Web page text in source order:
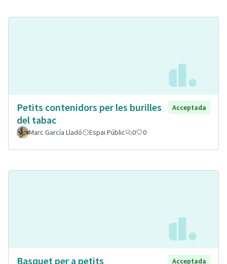
Petits contenidors per les burilles
del tabac
Acceptada
Marc García Lladó Espai Públic 0 0
Basquet per a petits Acceptada